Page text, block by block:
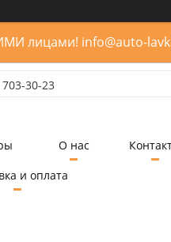
лицами! info@auto-
30-23
О нас
и оплата